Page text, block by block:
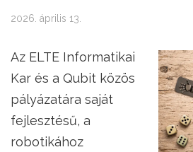
2026. április 13.
Az ELTE Informatikai
Kar és a Qubit közös
pályázatára saját
fejlesztésű, a
robotikához